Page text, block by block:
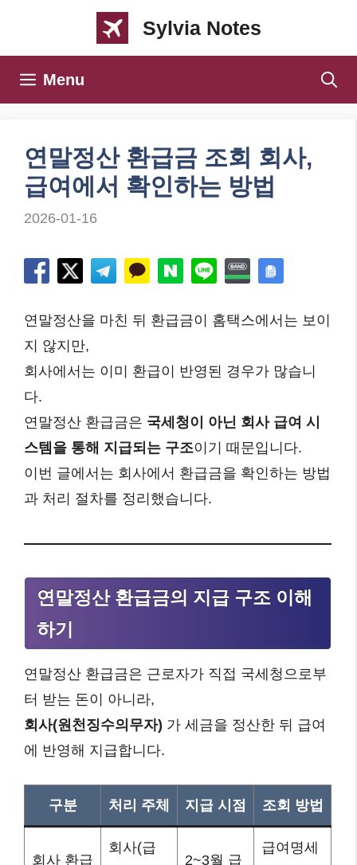
Sylvia Notes
Menu
연말정산 환급금 조회 회사,
급여에서 확인하는 방법
2026-01-16
연말정산을 마친 뒤 환급금이 홈택스에서는 보이
지 않지만,
회사에서는 이미 환급이 반영된 경우가 많습니
다.
연말정산 환급금은 국세청이 아닌 회사 급여 시
스템을 통해 지급되는 구조이기 때문입니다.
이번 글에서는 회사에서 환급금을 확인하는 방법
과 처리 절차를 정리했습니다.
연말정산 환급금의 지급 구조 이해
하기
연말정산 환급금은 근로자가 직접 국세청으로부
터 받는 돈이 아니라,
회사(원천징수의무자) 가 세금을 정산한 뒤 급여
에 반영해 지급합니다.
구분 처리 주체 지급 시점 조회 방법
회사 환급
회사(급
2~3월 급
급여명세